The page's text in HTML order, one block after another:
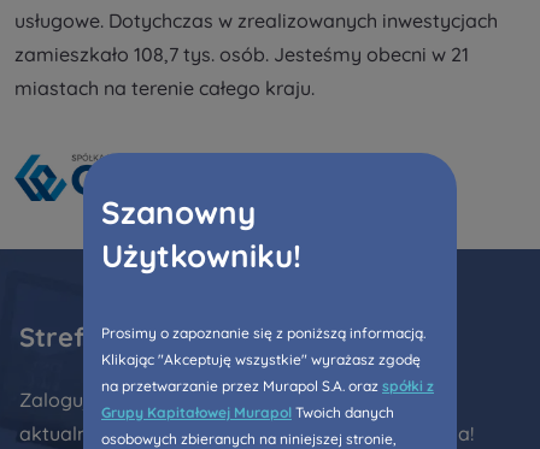
Szanowny
Użytkowniku!
Prosimy o zapoznanie się z poniższą informacją.
Klikając "Akceptuję wszystkie" wyrażasz zgodę
na przetwarzanie przez Murapol S.A. oraz spółki z
Grupy Kapitałowej Murapol Twoich danych
osobowych zbieranych na niniejszej stronie,
usługowe. Dotychczas w zrealizowanych inwestycjach
zamieszkało 108,7 tys. osób. Jesteśmy obecni w 21
miastach na terenie całego kraju.
Strefa klienta
Zaloguj się do Strefy klienta i bądź na bieżąco z
aktualnościami dotyczącymi Twojego mieszkania!
handlowych od ...
Każdej osobie przysługuje prawo dostępu do
Zawiadomienia o nabyciu lub posiadaniu
znacznego pakietu akcji proszę wysyłać na
Skontaktuj się z nami